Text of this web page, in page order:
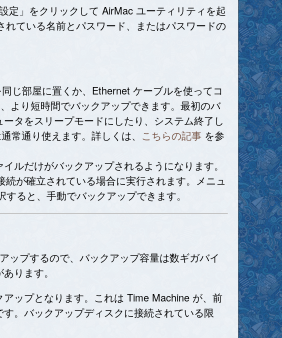
定」をクリックして AirMac ユーティリティを起
ている名前とパスワード、またはパスワードの
じ部屋に置くか、Ethernet ケーブルを使ってコ
より短時間でバックアップできます。最初のバ
タをスリープモードにしたり、システム終了し
常通り使えます。詳しくは、 こちらの記事 を参
ルだけがバックアップされるようになります。
が確立されている場合に実行されます。メニュ
ると、手動でバックアップできます。
ップするので、バックアップ容量は数ギガバイ
ります。
ップとなります。これは Time Machine が、前
。バックアップディスクに接続されている限